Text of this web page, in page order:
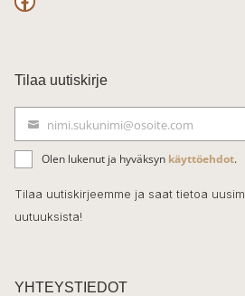
F
c
e
b
o
o
k
Tilaa uutiskirje
ä
h
k
t
nimi.sukunimi@osoite.com
Olen lukenut ja hyväksyn käyttöehdot.
Tilaa uutiskirjeemme ja saat tietoa
uutuuksista!
YHTEYSTIEDOT